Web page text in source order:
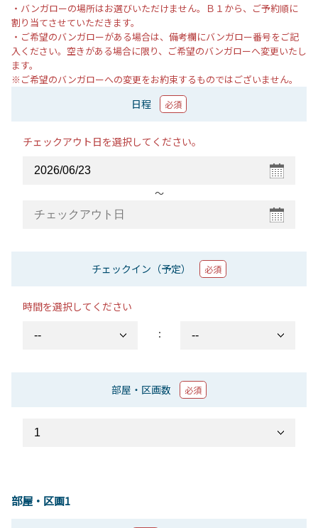
・バンガローの場所はお選びいただけません。Ｂ１から、ご予約順に
割り当てさせていただきます。
・ご希望のバンガローがある場合は、備考欄にバンガロー番号をご記
入ください。空きがある場合に限り、ご希望のバンガローへ変更いたし
ます。
※ご希望のバンガローへの変更をお約束するものではございません。
日程 必須
チェックアウト日を選択してください。
〜
チェックイン（予定） 必須
時間を選択してください
：
部屋・区画数 必須
部屋・区画1